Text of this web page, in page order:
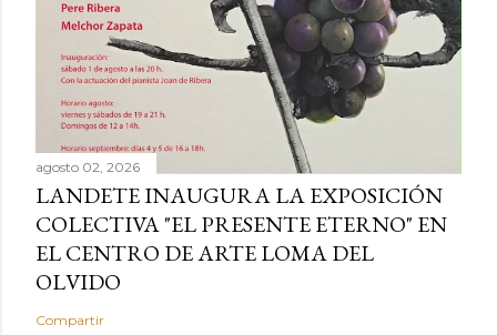
agosto 02, 2026
LANDETE INAUGURA LA EXPOSICIÓN
COLECTIVA "EL PRESENTE ETERNO" EN
EL CENTRO DE ARTE LOMA DEL
OLVIDO
Compartir